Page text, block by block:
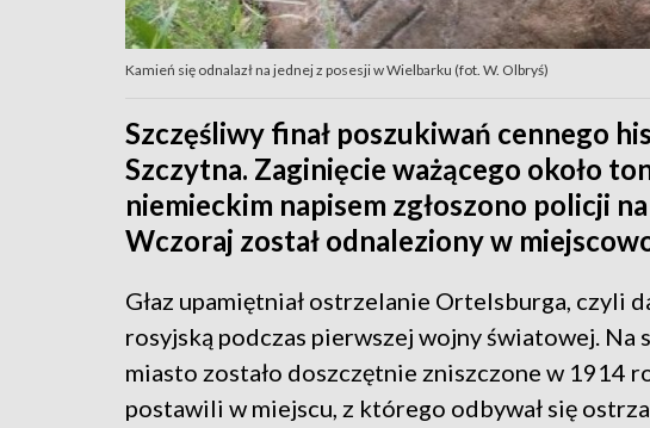
Kamień się odnalazł na jednej z posesji w Wielbarku (fot. W. Olbryś)
Szczęśliwy finał poszukiwań cennego
Szczytna. Zaginięcie ważącego około
niemieckim napisem zgłoszono policji
Wczoraj został odnaleziony w
Głaz upamiętniał ostrzelanie Ortelsburga, czyli
rosyjską podczas pierwszej wojny światowej. Na
miasto zostało doszczętnie zniszczone w 1914
postawili w miejscu, z którego odbywał się